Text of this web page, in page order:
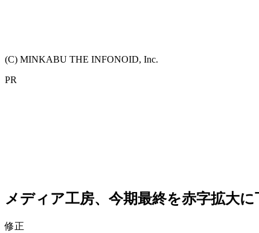
(C) MINKABU THE INFONOID, Inc.
PR
メディア工房、今期最終を赤字拡大
修正